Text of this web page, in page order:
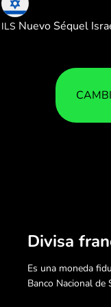
ILS Nuevo Séquel
Divisa
Es una moneda
Banco Nacional de